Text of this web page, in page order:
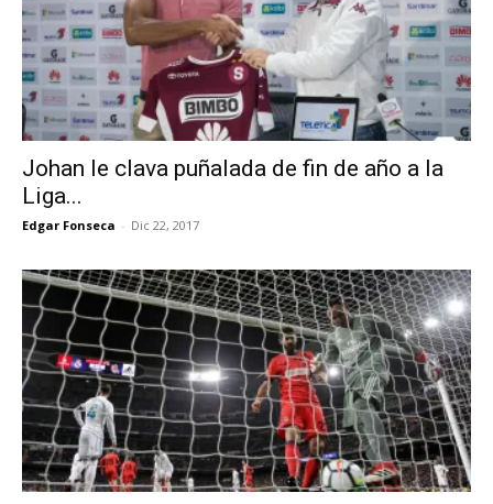
Johan le clava puñalada de fin de año a la
Liga...
Edgar Fonseca - Dic 22, 2017